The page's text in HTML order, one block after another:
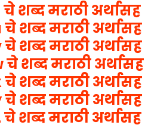
शब्द मराठी अर्थासह
चे शब्द मराठी अर्थासह
चे शब्द मराठी अर्थासह
चे शब्द मराठी अर्थासह
चे शब्द मराठी अर्थासह
चे शब्द मराठी अर्थासह
चे शब्द मराठी अर्थासह